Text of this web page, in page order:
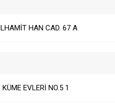
HAN CAD. 67 A
EVLERİ NO.5 1